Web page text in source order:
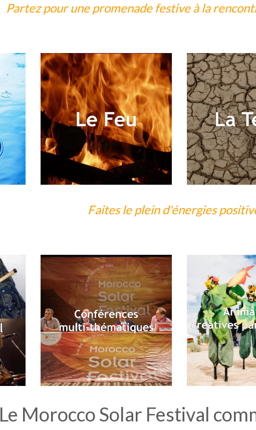
Partez pour une promenade festive à la
Faites le plein d'énergies
Le Morocco Solar Festival